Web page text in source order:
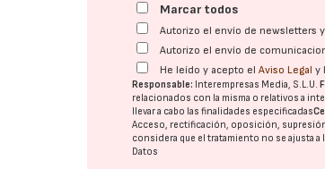
Marcar todos
Autorizo el envío de newsletters
Autorizo el envío de
He leído y acepto elAviso Legal y
Responsable: Interempresas Media, S.L.U.
relacionados con la misma o relativos a
llevar a cabo las finalidades especificadas
Acceso, rectificación, oposición,
considera que el tratamiento no se ajusta
Datos